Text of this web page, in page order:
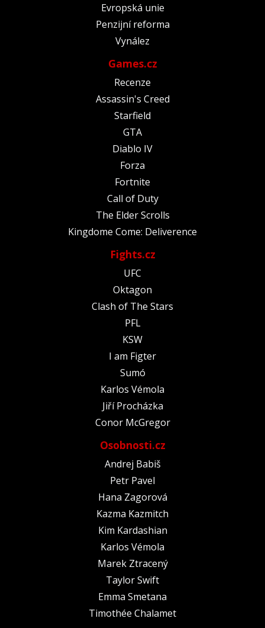
Evropská unie
Penzijní reforma
Vynález
Games.cz
Recenze
Assassin's Creed
Starfield
GTA
Diablo IV
Forza
Fortnite
Call of Duty
The Elder Scrolls
Kingdome Come: Deliverence
Fights.cz
UFC
Oktagon
Clash of The Stars
PFL
KSW
I am Figter
Sumó
Karlos Vémola
Jiří Procházka
Conor McGregor
Osobnosti.cz
Andrej Babiš
Petr Pavel
Hana Zagorová
Kazma Kazmitch
Kim Kardashian
Karlos Vémola
Marek Ztracený
Taylor Swift
Emma Smetana
Timothée Chalamet